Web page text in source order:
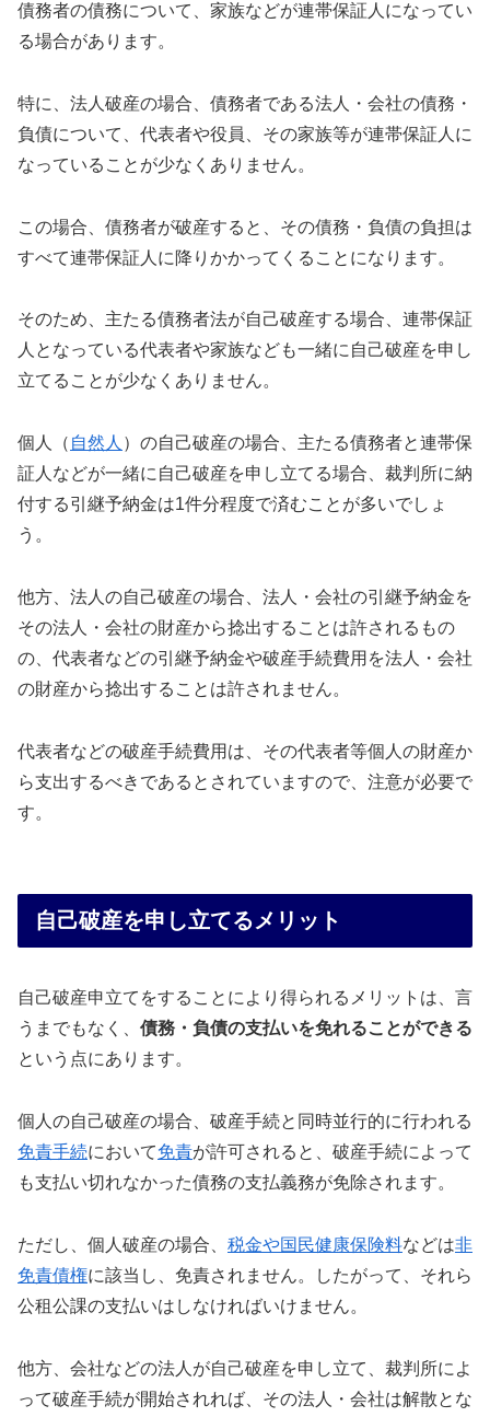
債務者の債務について、家族などが連帯保証人になってい
る場合があります。
特に、法人破産の場合、債務者である法人・会社の債務・
負債について、代表者や役員、その家族等が連帯保証人に
なっていることが少なくありません。
この場合、債務者が破産すると、その債務・負債の負担は
すべて連帯保証人に降りかかってくることになります。
そのため、主たる債務者法が自己破産する場合、連帯保証
人となっている代表者や家族なども一緒に自己破産を申し
立てることが少なくありません。
個人（ 自然人 ）の自己破産の場合、主たる債務者と連帯保
証人などが一緒に自己破産を申し立てる場合、裁判所に納
付する引継予納金は1件分程度で済むことが多いでしょ
う。
他方、法人の自己破産の場合、法人・会社の引継予納金を
その法人・会社の財産から捻出することは許されるもの
の、代表者などの引継予納金や破産手続費用を法人・会社
の財産から捻出することは許されません。
代表者などの破産手続費用は、その代表者等個人の財産か
ら支出するべきであるとされていますので、注意が必要で
す。
自己破産を申し立てるメリット
自己破産申立てをすることにより得られるメリットは、言
うまでもなく、 債務・負債の支払いを免れることができる
という点にあります。
個人の自己破産の場合、破産手続と同時並行的に行われる
免責手続において免責が許可されると、破産手続によって
も支払い切れなかった債務の支払義務が免除されます。
ただし、個人破産の場合、 税金や国民健康保険料などは非
免責債権に該当し、免責されません。したがって、それら
公租公課の支払いはしなければいけません。
他方、会社などの法人が自己破産を申し立て、裁判所によ
って破産手続が開始されれば、その法人・会社は解散とな